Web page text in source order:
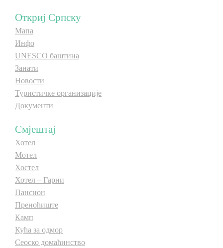
Видео
E-Brochure
Откриј Српску
Откриј Српску
Мапа
Инфо
UNESCO баштина
Занати
Новости
Туристичке организације
Документи
Смјештај
Хотел
Мотел
Хостел
Хотел – Гарни
Пансион
Преноћиште
Камп
Кућа за одмор
Сеоско домаћинство
Видео
E-Brochure
Откриј Српску